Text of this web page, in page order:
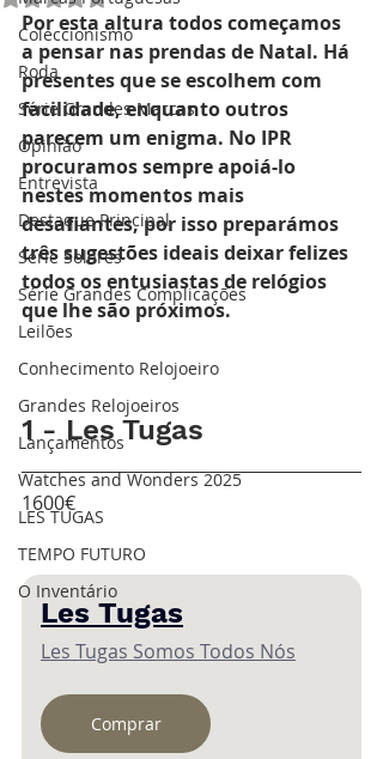
Coleccionismo
Roda
Série Grandes Marcas
Opinião
Entrevista
Destaque Principal
Série Solares
Série Grandes Complicações
Leilões
Conhecimento Relojoeiro
Grandes Relojoeiros
Lançamentos
Watches and Wonders 2025
LES TUGAS
TEMPO FUTURO
O Inventário
Por esta altura todos começamos
a pensar nas prendas de Natal. Há
presentes que se escolhem com
facilidade, enquanto outros
parecem um enigma. No IPR
procuramos sempre apoiá-lo
nestes momentos mais
desafiantes, por isso preparámos
três sugestões ideais deixar felizes
todos os entusiastas de relógios
que lhe são próximos.
1 - Les Tugas
1600€
Les Tugas
Les Tugas Somos Todos Nós
Comprar